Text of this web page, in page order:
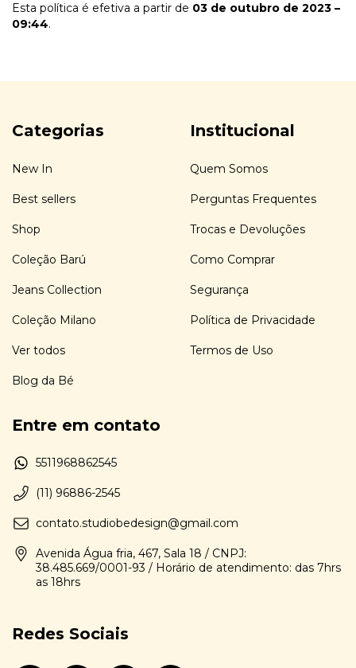
Esta política é efetiva a partir de 03 de outubro de 2023 –
09:44.
Categorias
New In
Best sellers
Shop
Coleção Barú
Jeans Collection
Coleção Milano
Ver todos
Blog da Bé
Institucional
Quem Somos
Perguntas Frequentes
Trocas e Devoluções
Como Comprar
Segurança
Política de Privacidade
Termos de Uso
Entre em contato
5511968862545
(11) 96886-2545
contato.studiobedesign@gmail.com
Avenida Água fria, 467, Sala 18 / CNPJ:
38.485.669/0001-93 / Horário de atendimento: das 7hrs
as 18hrs
Redes Sociais